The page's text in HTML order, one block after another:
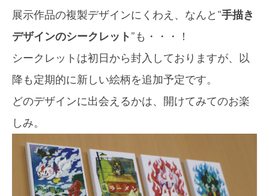
展示作品の複製デザインにくわえ、なんと“手描き
デザインのシークレット”も・・・！
シークレットは初日から封入しておりますが、以
降も定期的に新しい絵柄を追加予定です。
どのデザインに出会えるかは、開けてみてのお楽
しみ。